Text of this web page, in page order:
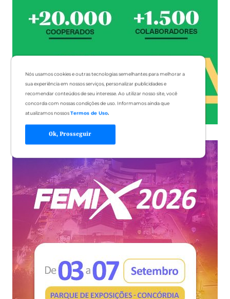
Nós usamos cookies e outras tecnologias semelhantes para melhorar a
sua experiência em nossos serviços, personalizar publicidades e
recomendar conteúdos de seu interesse. Ao utilizar nosso site, você
concorda com nossas condições de uso. Informamos ainda que
atualizamos nossosTermos de Uso.
Ok, Prosseguir